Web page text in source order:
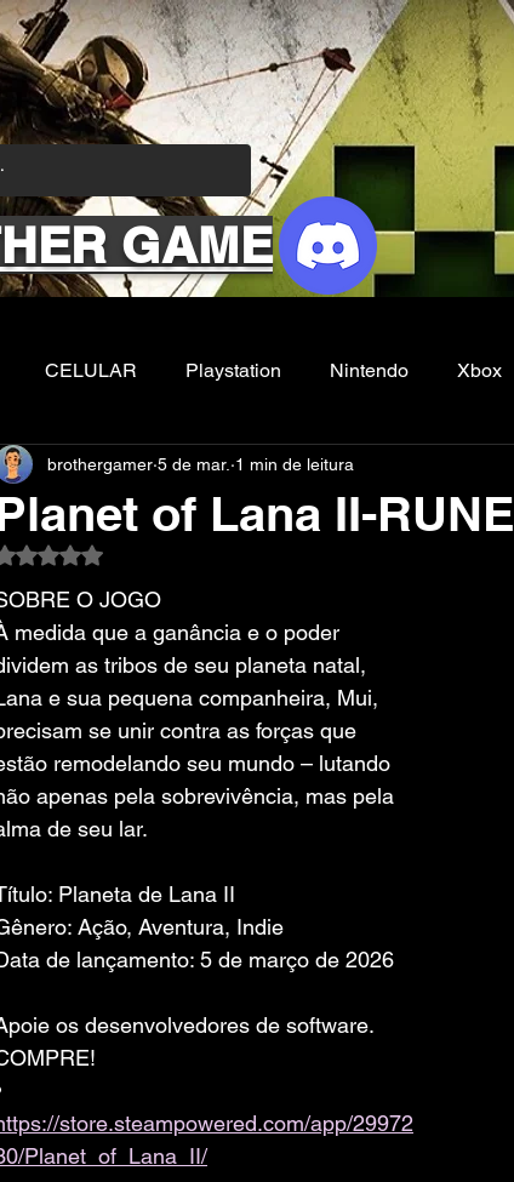
GAME
CELULAR Playstation Nintendo Xbox
Sobre nos Filmes e Series
of Lana II-RUNE
brothergamer 5 de mar. 1 min de leitura
Avaliado com NaN de 5 estrelas.
O JOGO
medida que a ganância e o poder
as tribos de seu planeta natal,
e sua pequena companheira, Mui,
se unir contra as forças que
remodelando seu mundo – lutando
apenas pela sobrevivência, mas pela
de seu lar.
Planeta de Lana II
Ação, Aventura, Indie
de lançamento: 5 de março de 2026
os desenvolvedores de software.
store.steampowered.com/app/29972
Planet_of_Lana_II/